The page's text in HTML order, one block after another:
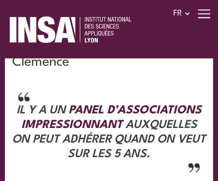
Clémence
IL Y A UN PANEL D’ASSOCIATIONS
IMPRESSIONNANTAUXQUELLES
ON PEUT ADHÉRER QUAND ON VEUT
SUR LES 5 ANS.